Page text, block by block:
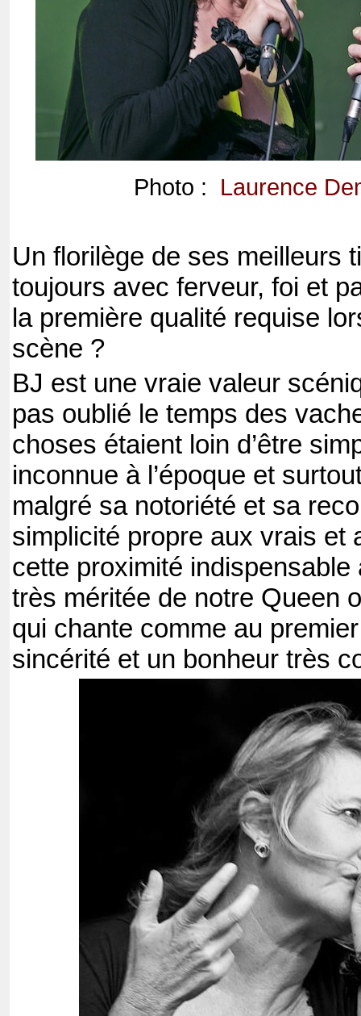
Photo : Laurence
Un florilège de ses meilleurs
toujours avec ferveur, foi et
la première qualité requise
scène ?
BJ est une vraie valeur
pas oublié le temps des
choses étaient loin d’être
inconnue à l’époque et
malgré sa notoriété et sa
simplicité propre aux vrais et
cette proximité
très méritée de notre Queen
qui chante comme au
sincérité et un bonheur très